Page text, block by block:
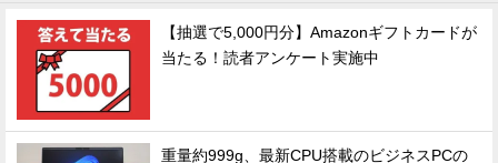
【抽選で5,000円分】Amazonギフトカードが
当たる！読者アンケート実施中
重量約999g、最新CPU搭載のビジネスPCの